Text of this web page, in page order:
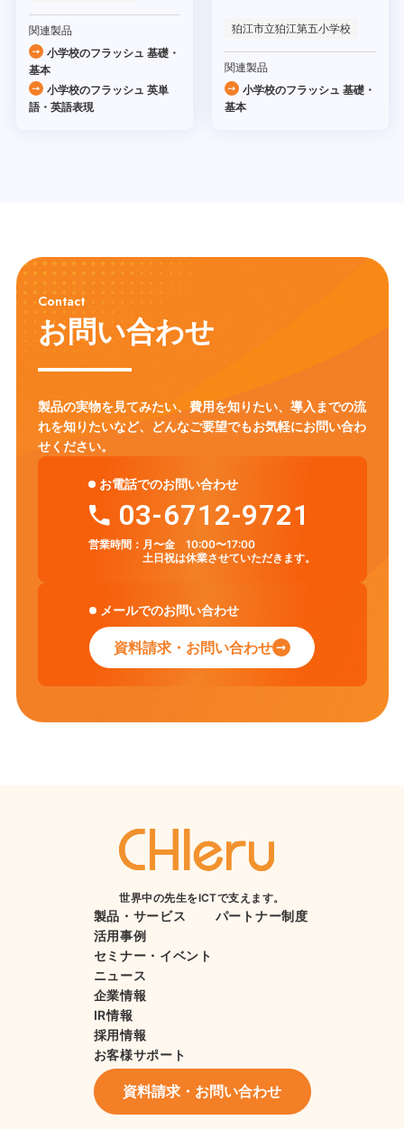
関連製品
小学校のフラッシュ 基礎・
基本
小学校のフラッシュ 英単
語・英語表現
狛江市立狛江第五小学校
関連製品
小学校のフラッシュ 基礎・
基本
Contact
お問い合わせ
製品の実物を見てみたい、費用を知りたい、導入までの流
れを知りたいなど、
どんなご要望でもお気軽にお問い合わ
せください。
お電話でのお問い合わせ
03-6712-9721
営業時間： 月〜金 10:00〜17:00
土日祝は休業させていただきます。
メールでのお問い合わせ
資料請求・お問い合わせ
世界中の先生をICTで支えます。
製品・サービス
活用事例
セミナー・イベント
ニュース
企業情報
IR情報
採用情報
お客様サポート
パートナー制度
資料請求・お問い合わせ